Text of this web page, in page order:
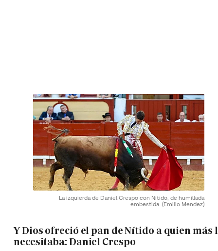
La izquierda de Daniel Crespo con Nitido, de humillada
embestida. (Emilio Mendez)
Y Dios ofreció el pan de Nítido a quien más
necesitaba: Daniel Crespo